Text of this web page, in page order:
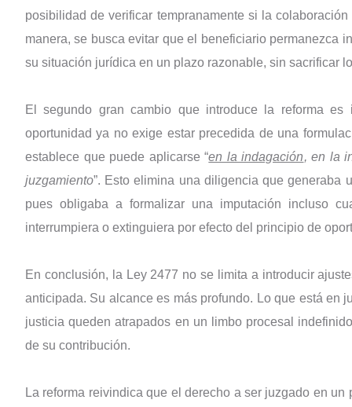
posibilidad de verificar tempranamente si la
manera, se busca evitar que el beneficiario permanezca
su situación jurídica en un plazo razonable, sin sacrificar
El segundo gran cambio que introduce la reforma
oportunidad ya no exige estar precedida de una
establece que puede aplicarse “en la indagación, en la
juzgamiento”. Esto elimina una diligencia que generaba
pues obligaba a formalizar una imputación incluso
interrumpiera o extinguiera por efecto del principio de
En conclusión, la Ley 2477 no se limita a introducir
anticipada. Su alcance es más profundo. Lo que está en
justicia queden atrapados en un limbo procesal
de su contribución.
La reforma reivindica que el derecho a ser juzgado en